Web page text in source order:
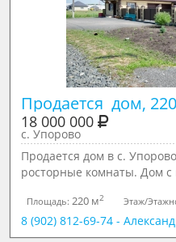
Продается  дом,
18 000 000
с. Упорово
Продается дом в с.
росторные комнаты. Дом с
Площадь: 220 м2 Этаж/
8 (902) 812-69-74 -